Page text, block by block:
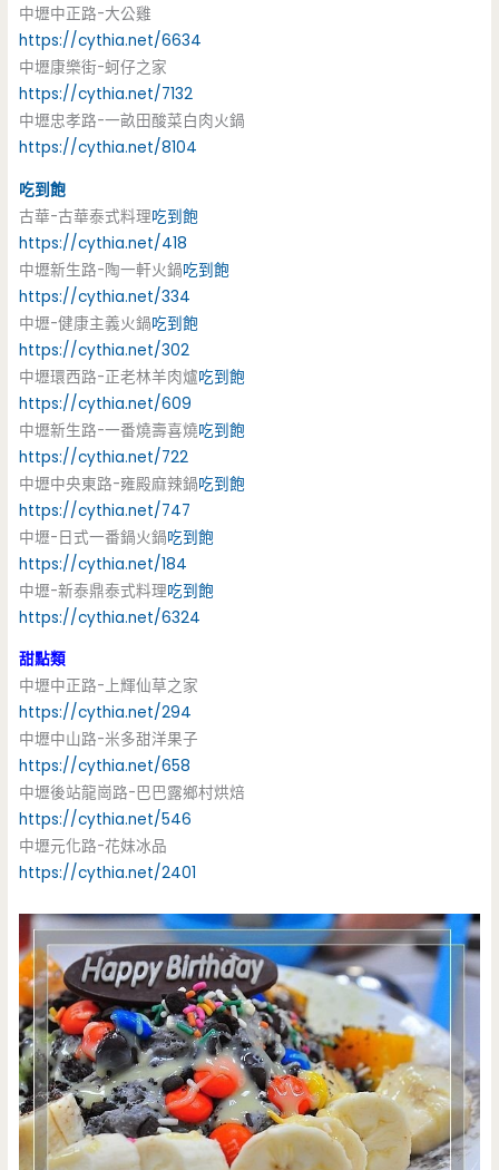
中壢中正路-大公雞
https://cythia.net/6634
中壢康樂街-蚵仔之家
https://cythia.net/7132
中壢忠孝路-一畝田酸菜白肉火鍋
https://cythia.net/8104
吃到飽
古華-古華泰式料理吃到飽
https://cythia.net/418
中壢新生路-陶一軒火鍋吃到飽
https://cythia.net/334
中壢-健康主義火鍋吃到飽
https://cythia.net/302
中壢環西路-正老林羊肉爐吃到飽
https://cythia.net/609
中壢新生路-一番燒壽喜燒吃到飽
https://cythia.net/722
中壢中央東路-雍殿麻辣鍋吃到飽
https://cythia.net/747
中壢-日式一番鍋火鍋吃到飽
https://cythia.net/184
中壢-新泰鼎泰式料理吃到飽
https://cythia.net/6324
甜點類
中壢中正路-上輝仙草之家
https://cythia.net/294
中壢中山路-米多甜洋果子
https://cythia.net/658
中壢後站龍崗路-巴巴露鄉村烘焙
https://cythia.net/546
中壢元化路-花妹冰品
https://cythia.net/2401